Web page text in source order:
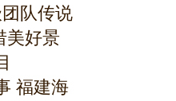
队传说
美好景
福建海